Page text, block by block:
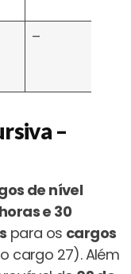
–
–
de nível
e 30
para os cargos
cargo 27). Além